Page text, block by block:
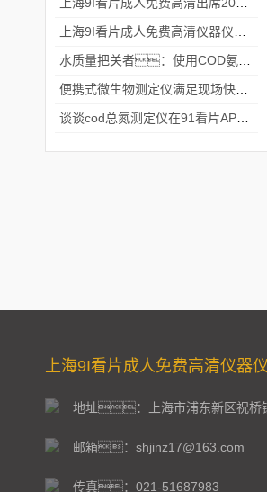
上海9I看片成人免费高清仪器
地址：上海市浦东新区祝桥
邮箱：shjinz17@163.com
传真：021-51687983